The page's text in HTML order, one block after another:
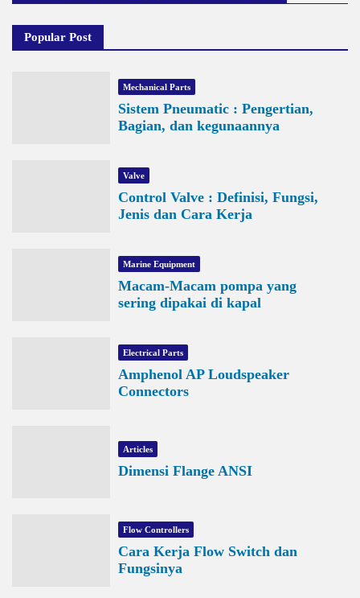
Popular Post
Mechanical Parts
Sistem Pneumatic : Pengertian,
Bagian, dan kegunaannya
Valve
Control Valve : Definisi, Fungsi,
Jenis dan Cara Kerja
Marine Equipment
Macam-Macam pompa yang
sering dipakai di kapal
Electrical Parts
Amphenol AP Loudspeaker
Connectors
Articles
Dimensi Flange ANSI
Flow Controllers
Cara Kerja Flow Switch dan
Fungsinya